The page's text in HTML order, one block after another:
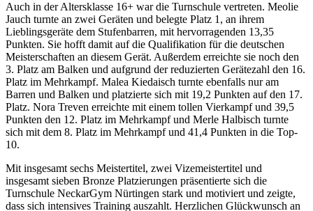
Auch in der Altersklasse 16+ war die Turnschule vertreten. Meolie
Jauch turnte an zwei Geräten und belegte Platz 1, an ihrem
Lieblingsgeräte dem Stufenbarren, mit hervorragenden 13,35
Punkten. Sie hofft damit auf die Qualifikation für die deutschen
Meisterschaften an diesem Gerät. Außerdem erreichte sie noch den
3. Platz am Balken und aufgrund der reduzierten Gerätezahl den 16.
Platz im Mehrkampf. Malea Kiedaisch turnte ebenfalls nur am
Barren und Balken und platzierte sich mit 19,2 Punkten auf den 17.
Platz. Nora Treven erreichte mit einem tollen Vierkampf und 39,5
Punkten den 12. Platz im Mehrkampf und Merle Halbisch turnte
sich mit dem 8. Platz im Mehrkampf und 41,4 Punkten in die Top-
10.
Mit insgesamt sechs Meistertitel, zwei Vizemeistertitel und
insgesamt sieben Bronze Platzierungen präsentierte sich die
Turnschule NeckarGym Nürtingen stark und motiviert und zeigte,
dass sich intensives Training auszahlt. Herzlichen Glückwunsch an